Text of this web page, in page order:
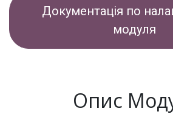
Документація по
модуля
Опис